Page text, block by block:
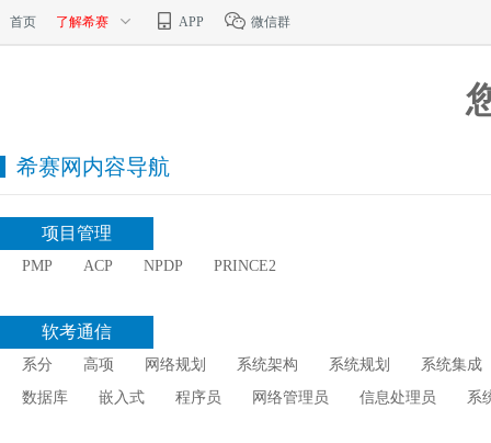
首页 了解希赛 APP 微信群
希赛网内容导航
项目管理
PMP ACP NPDP PRINCE2
软考通信
系分 高项 网络规划 系统架构 系统规划
系统集成
数据库
嵌入式 程序员 网络管理员 信息处理员 系